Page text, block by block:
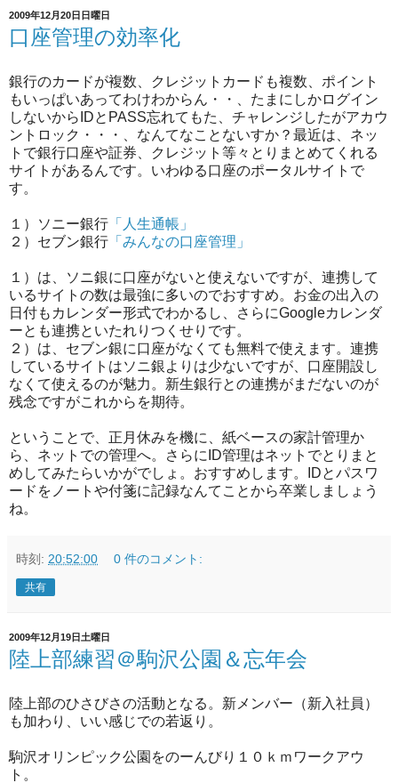
2009年12月20日日曜日
口座管理の効率化
銀行のカードが複数、クレジットカードも複数、ポイント
もいっぱいあってわけわからん・・、たまにしかログイン
しないからIDとPASS忘れてもた、チャレンジしたがアカウ
ントロック・・・、なんてなことないすか？最近は、ネッ
トで銀行口座や証券、クレジット等々とりまとめてくれる
サイトがあるんです。いわゆる口座のポータルサイトで
す。
１）ソニー銀行 「人生通帳」
２）セブン銀行 「みんなの口座管理」
１）は、ソニ銀に口座がないと使えないですが、連携して
いるサイトの数は最強に多いのでおすすめ。お金の出入の
日付もカレンダー形式でわかるし、さらにGoogleカレンダ
ーとも連携といたれりつくせりです。
２）は、セブン銀に口座がなくても無料で使えます。連携
しているサイトはソニ銀よりは少ないですが、口座開設し
なくて使えるのが魅力。新生銀行との連携がまだないのが
残念ですがこれからを期待。
ということで、正月休みを機に、紙ベースの家計管理か
ら、ネットでの管理へ。さらにID管理はネットでとりまと
めしてみたらいかがでしょ。おすすめします。IDとパスワ
ードをノートや付箋に記録なんてことから卒業しましょう
ね。
時刻: 20:52:00 0 件のコメント:
共有
2009年12月19日土曜日
陸上部練習＠駒沢公園＆忘年会
陸上部のひさびさの活動となる。新メンバー（新入社員）
も加わり、いい感じでの若返り。
駒沢オリンピック公園をのーんびり１０ｋｍワークアウ
ト。